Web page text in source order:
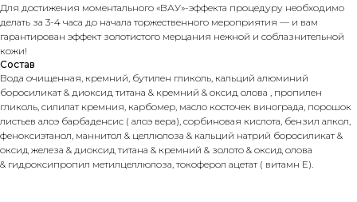
Для достижения моментального «ВАУ»-эффекта процедуру необходимо
делать за 3-4 часа до начала торжественного мероприятия — и вам
гарантирован эффект золотистого мерцания нежной и соблазнительной
кожи!
Состав
Вода очищенная, кремний, бутилен гликоль, кальций алюминий
боросиликат & диоксид титана & кремний & оксид олова , пропилен
гликоль, силилат кремния, карбомер, масло косточек винограда, порошок
листьев алоэ барбаденсис ( алоэ вера), сорбиновая кислота, бензил алкол,
феноксиэтанол, маннитол & целлюлоза & кальций натрий боросиликат &
оксид железа & диоксид титана & кремний & золото & оксид олова
& гидроксипропил метилцеллюлоза, токоферол ацетат ( витамн Е).